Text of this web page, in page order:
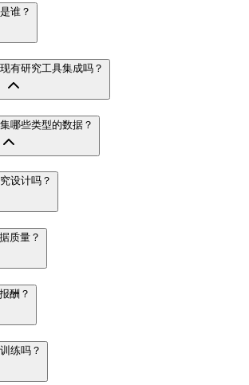
谁？
有研究工具集成吗？
哪些类型的数据？
设计吗？
质量？
酬？
练吗？